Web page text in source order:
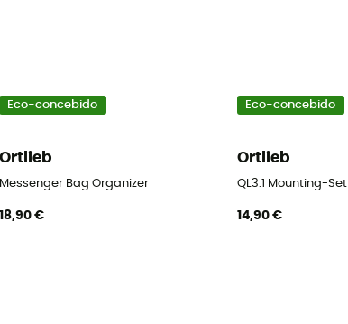
Eco-concebido
Ortlieb
Messenger Bag Organizer
18,90 €
Eco-concebido
Ortlieb
QL3.1 Mounting-Set
14,90 €